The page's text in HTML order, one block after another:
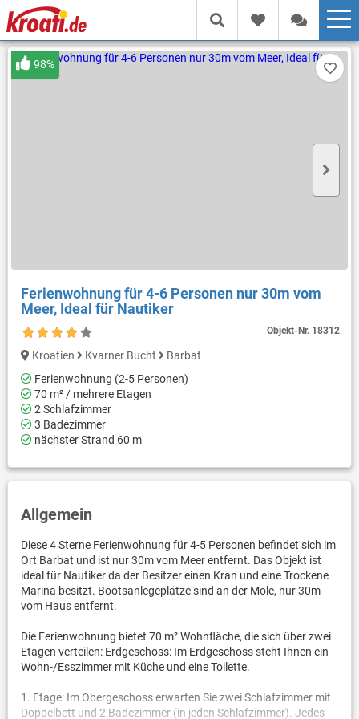
Ferienwohnung für 4-6 Personen nur 30m vom
Meer, Ideal für Nautiker
Objekt-Nr. 18312
98%
Kroatien Kvarner Bucht
Barbat
Ferienwohnung (2-5 Personen)
70 m² / mehrere Etagen
2 Schlafzimmer
3 Badezimmer
nächster Strand 60 m
Allgemein
Diese 4 Sterne Ferienwohnung für 4-5 Personen befindet sich im
Ort Barbat und ist nur 30m vom Meer entfernt. Das Objekt ist
ideal für Nautiker da der Besitzer einen Kran und eine Trockene
Marina besitzt. Bootsanlegeplätze sind an der Mole, nur 30m
vom Haus entfernt.
Die Ferienwohnung bietet 70 m² Wohnfläche, die sich über zwei
Etagen verteilen: Erdgeschoss: Im Erdgeschoss steht Ihnen ein
Wohn-/Esszimmer mit Küche und eine Toilette.
1. Etage: Im Obergeschoss erwarten Sie zwei Schlafzimmer mit
Doppelbett und 2 Badezimmer (in jeden Schlafzimmer). Jedes